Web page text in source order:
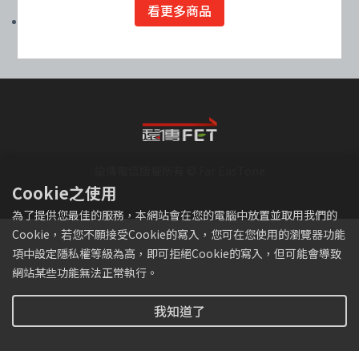
遠傳網路門市提醒您，為避免兒童及青少年利用網路接觸不當資訊，請家
Cookie之使用
為了提供您最佳的服務，本網站會在您的電腦中放置並取用我們的
Cookie，若您不願接受Cookie的寫入，您可在您使用的瀏覽器功能
項中設定隱私權等級為高，即可拒絕Cookie的寫入，但可能會導致
網站某些功能無法正常執行。
我知道了
看更多商品